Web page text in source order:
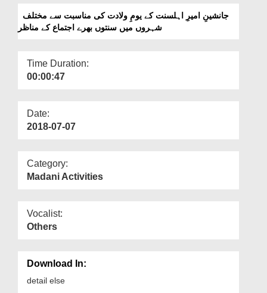
More
Ahlesunnat Kay Yaum e
Wildat Ki Munasibat Say
Sunnaton Bharay Ijtima
شہروں میں سنتوں بھرے اجتماع کے مناظر
Time Duration:
00:00:47
Date:
2018-07-07
Category:
Madani Activities
Vocalist:
Others
Download In:
detail else